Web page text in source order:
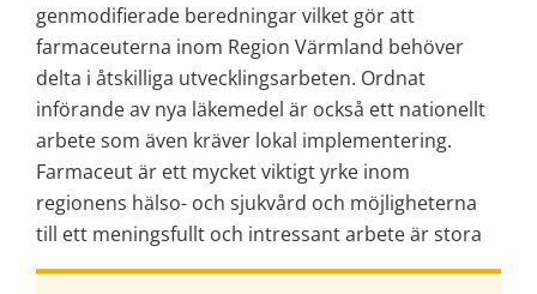
genmodifierade beredningar vilket gör att
farmaceuterna inom Region Värmland behöver
delta i åtskilliga utvecklingsarbeten. Ordnat
införande av nya läkemedel är också ett nationellt
arbete som även kräver lokal implementering.
Farmaceut är ett mycket viktigt yrke inom
regionens hälso- och sjukvård och möjligheterna
till ett meningsfullt och intressant arbete är stora